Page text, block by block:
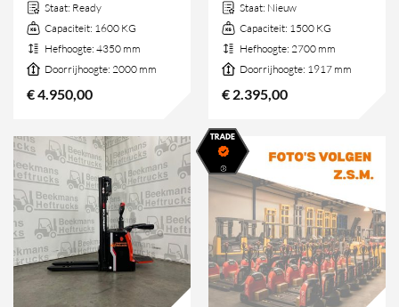
Staat: Ready
Capaciteit: 1600 KG
Hefhoogte: 4350 mm
Doorrijhoogte: 2000 mm
€4.950,00
Staat: Nieuw
Capaciteit: 1500 KG
Hefhoogte: 2700 mm
Doorrijhoogte: 1917 mm
€ 2.395,00